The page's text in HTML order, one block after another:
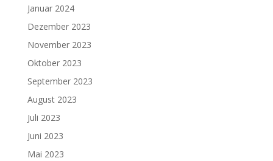
Januar 2024
Dezember 2023
November 2023
Oktober 2023
September 2023
August 2023
Juli 2023
Juni 2023
Mai 2023